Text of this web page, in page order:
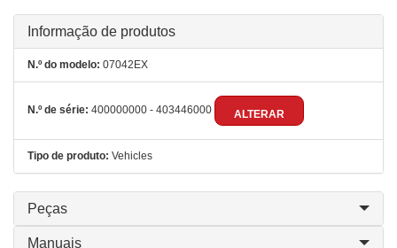
Informação de produtos
N.º do modelo: 07042EX
N.º de série: 400000000 - 403446000 ALTERAR
Tipo de produto: Vehicles
Peças
Manuais